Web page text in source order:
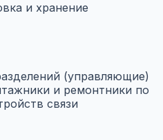
и хранение
(управляющие)
и ремонтники по
связи